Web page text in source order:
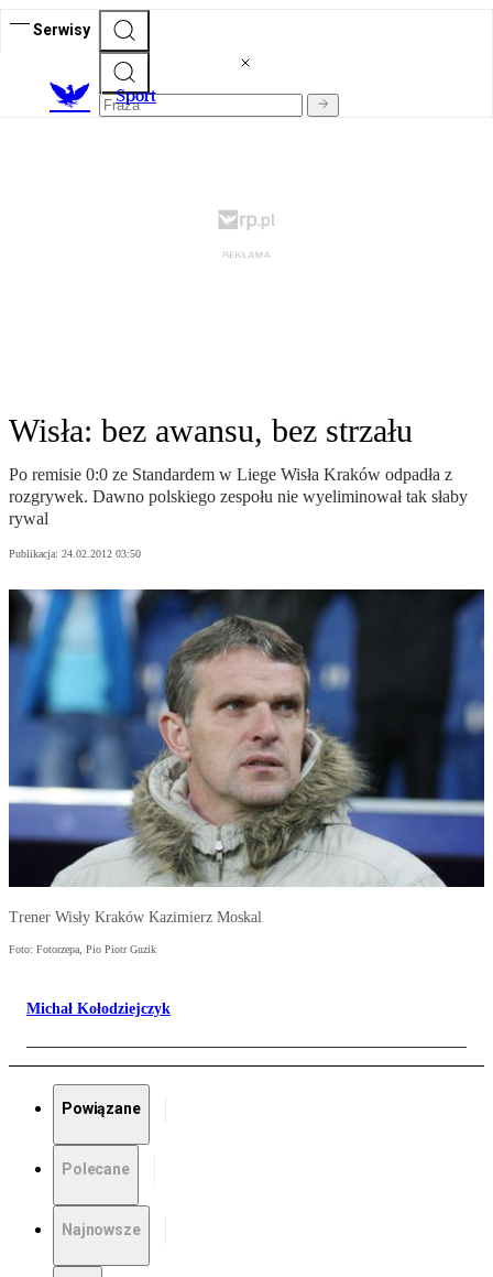
Serwisy
Sport
Wisła: bez awansu, bez strzału
Po remisie 0:0 ze Standardem w Liege Wisła Kraków odpadła z
rozgrywek. Dawno polskiego zespołu nie wyeliminował tak słaby
rywal
Publikacja: 24.02.2012 03:50
Trener Wisły Kraków Kazimierz Moskal
Foto: Fotorzepa, Pio Piotr Guzik
Michał Kołodziejczyk
Powiązane
Polecane
Najnowsze